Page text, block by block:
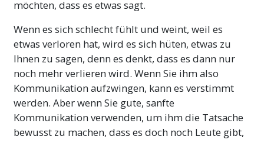
möchten, dass es etwas sagt.
Wenn es sich schlecht fühlt und weint, weil es
etwas verloren hat, wird es sich hüten, etwas zu
Ihnen zu sagen, denn es denkt, dass es dann nur
noch mehr verlieren wird. Wenn Sie ihm also
Kommunikation aufzwingen, kann es verstimmt
werden. Aber wenn Sie gute, sanfte
Kommunikation verwenden, um ihm die Tatsache
bewusst zu machen, dass es doch noch Leute gibt,